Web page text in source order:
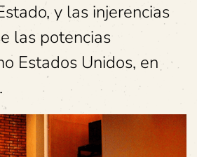
y las injerencias
las potencias
Estados Unidos, en